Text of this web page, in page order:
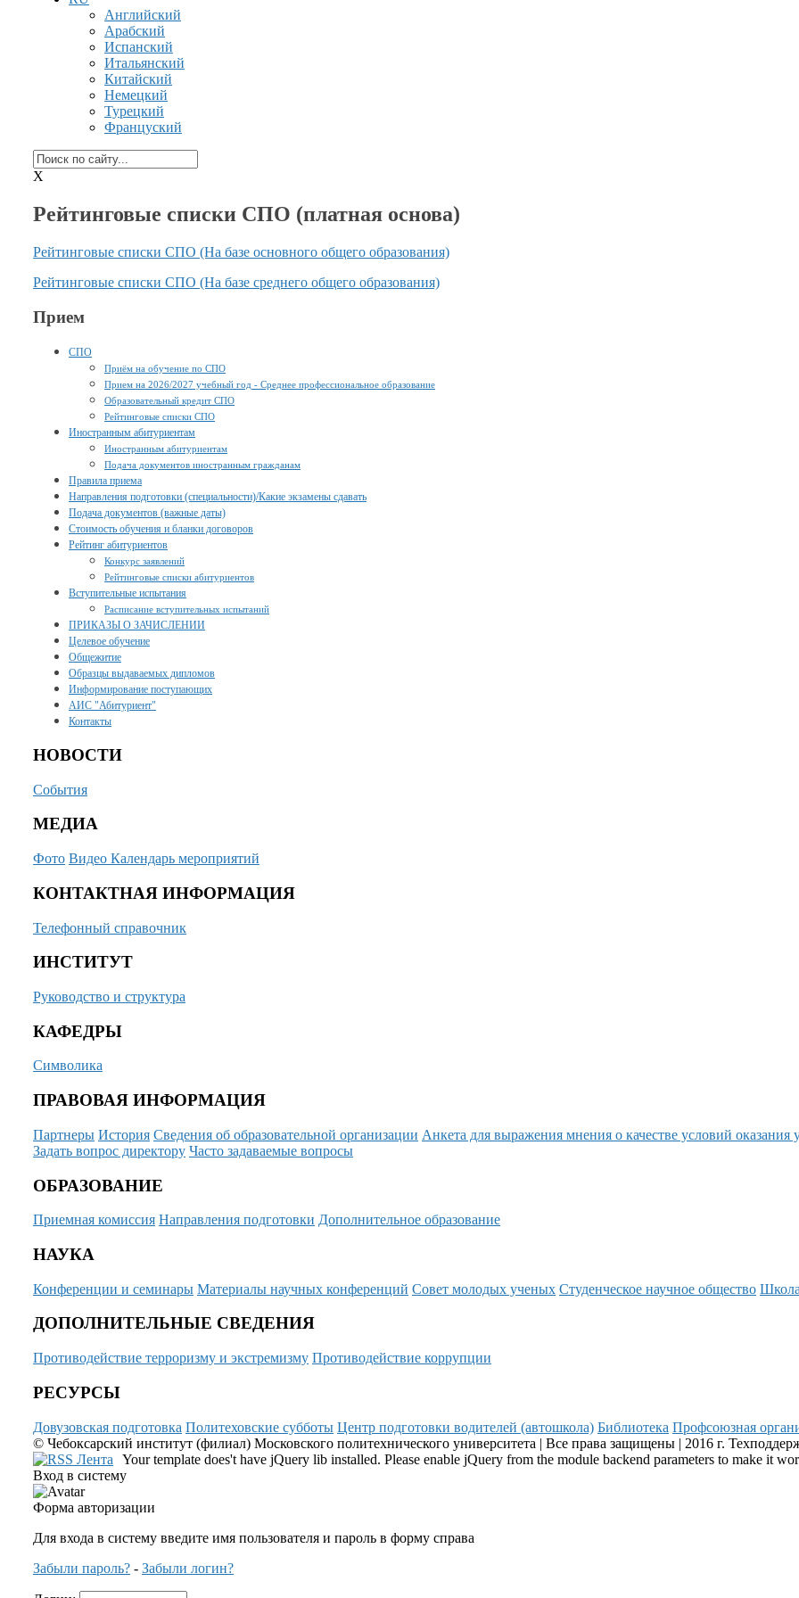
Английский
Арабский
Испанский
Итальянский
Китайский
Немецкий
Турецкий
Француский
X
Рейтинговые списки СПО (платная основа)
Рейтинговые списки СПО (На базе основного общего образования)
Рейтинговые списки СПО (На базе среднего общего образования)
Прием
СПО
Приём на обучение по СПО
Прием на 2026/2027 учебный год - Среднее профессиональное образование
Образовательный кредит СПО
Рейтинговые списки СПО
Иностранным абитуриентам
Иностранным абитуриентам
Подача документов иностранным гражданам
Правила приема
Направления подготовки (специальности)/Какие экзамены сдавать
Подача документов (важные даты)
Стоимость обучения и бланки договоров
Рейтинг абитуриентов
Конкурс заявлений
Рейтинговые списки абитуриентов
Вступительные испытания
Расписание вступительных испытаний
ПРИКАЗЫ О ЗАЧИСЛЕНИИ
Целевое обучение
Общежитие
Образцы выдаваемых дипломов
Информирование поступающих
АИС "Абитуриент"
Контакты
НОВОСТИ
События
МЕДИА
Фото Видео Календарь мероприятий
КОНТАКТНАЯ ИНФОРМАЦИЯ
Телефонный справочник
ИНСТИТУТ
Руководство и структура
КАФЕДРЫ
Символика
ПРАВОВАЯ ИНФОРМАЦИЯ
Партнеры История Сведения об образовательной организации Анкета для выражения мнения о качестве условий оказания
Задать вопрос директору Часто задаваемые вопросы
ОБРАЗОВАНИЕ
Приемная комиссия Направления подготовки Дополнительное образование
НАУКА
Конференции и семинары Материалы научных конференций Совет молодых ученых Студенческое научное общество
ДОПОЛНИТЕЛЬНЫЕ СВЕДЕНИЯ
Противодействие терроризму и экстремизму Противодействие коррупции
РЕСУРСЫ
Довузовская подготовка Политеховские субботы Центр подготовки водителей (автошкола) Библиотека Профсоюзная
© Чебоксарский институт (филиал) Московского политехнического университета | Все права защищены | 2016 г.
Your template does't have jQuery lib installed. Please enable jQuery from the module backend parameters to make it
Вход в систему
Форма авторизации
Для входа в систему введите имя пользователя и пароль в форму справа
Забыли пароль? - Забыли логин?